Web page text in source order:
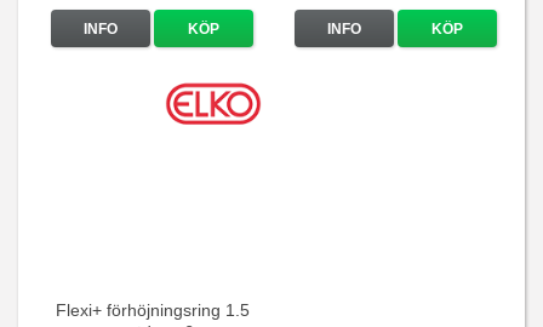
INFO KÖP INFO KÖP
Flexi+ förhöjningsring 1.5